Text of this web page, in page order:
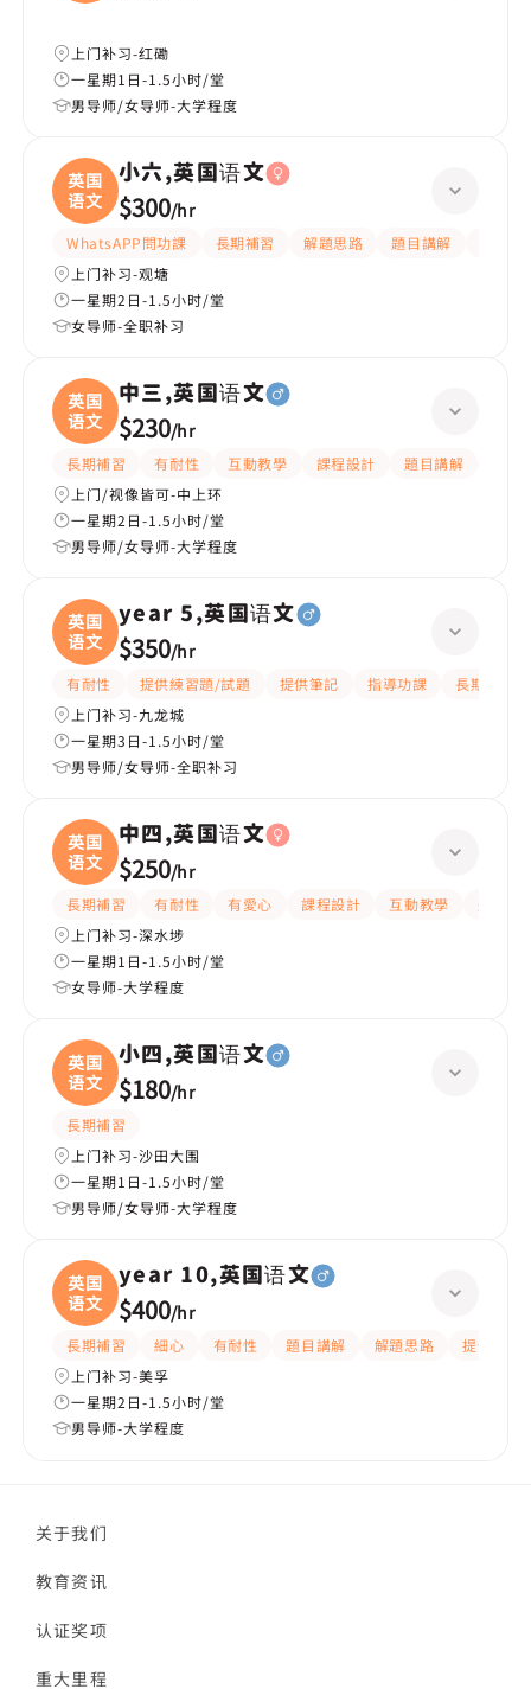
上门补习-红磡
一星期1日-1.5小时/堂
男导师/女导师-大学程度
英国
语文
小六,英国语文
$300/hr
WhatsAPP問功課 長期補習 解題思路 題目講解
上门补习-观塘
一星期2日-1.5小时/堂
女导师-全职补习
英国
语文
中三,英国语文
$230/hr
長期補習 有耐性 互動教學 課程設計 題目講解
上门/视像皆可-中上环
一星期2日-1.5小时/堂
男导师/女导师-大学程度
英国
语文
year 5,英国语文
$350/hr
有耐性 提供練習題/試題 提供筆記 指導功課
長期補習
上门补习-九龙城
一星期3日-1.5小时/堂
男导师/女导师-全职补习
英国
语文
中四,英国语文
$250/hr
長期補習 有耐性 有愛心 課程設計 互動教學
題目講
上门补习-深水埗
一星期1日-1.5小时/堂
女导师-大学程度
英国
语文
小四,英国语文
$180/hr
長期補習
上门补习-沙田大围
一星期1日-1.5小时/堂
男导师/女导师-大学程度
英国
语文
year 10,英国语文
$400/hr
長期補習 細心 有耐性 題目講解 解題思路
提供練習
上门补习-美孚
一星期2日-1.5小时/堂
男导师-大学程度
关于我们
教育资讯
认证奖项
重大里程